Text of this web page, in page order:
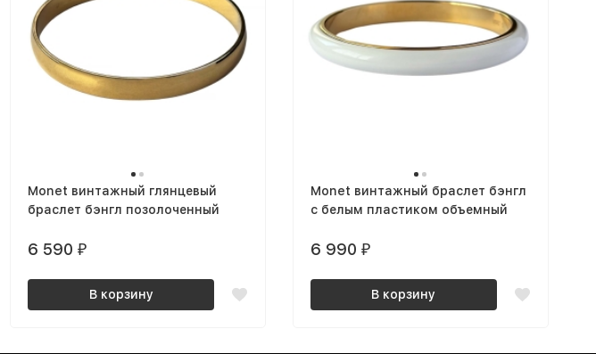
Monet винтажный глянцевый
браслет бэнгл позолоченный
6 590 ₽
В корзину
Monet винтажный браслет бэнгл
с белым пластиком объемный
6 990 ₽
В корзину